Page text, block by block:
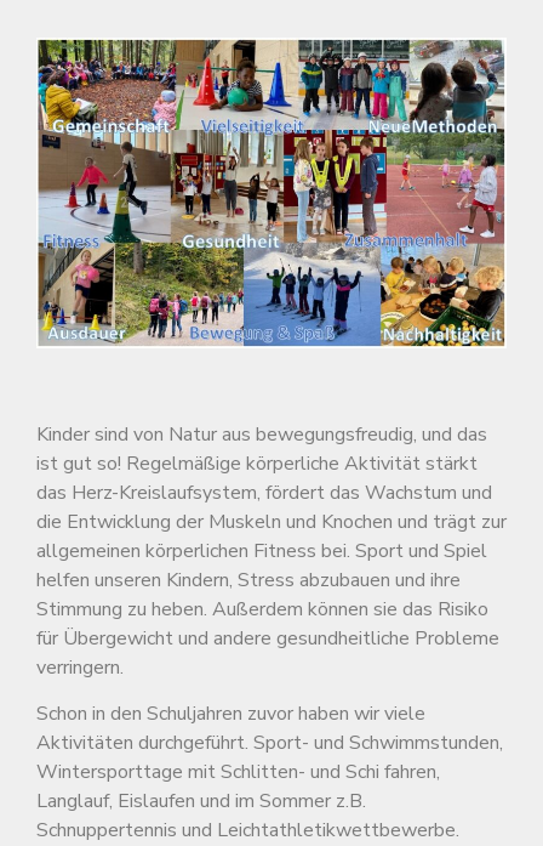
Kinder sind von Natur aus bewegungsfreudig, und das
ist gut so! Regelmäßige körperliche Aktivität stärkt
das Herz-Kreislaufsystem, fördert das Wachstum und
die Entwicklung der Muskeln und Knochen und trägt zur
allgemeinen körperlichen Fitness bei. Sport und Spiel
helfen unseren Kindern, Stress abzubauen und ihre
Stimmung zu heben. Außerdem können sie das Risiko
für Übergewicht und andere gesundheitliche Probleme
verringern.
Schon in den Schuljahren zuvor haben wir viele
Aktivitäten durchgeführt. Sport- und Schwimmstunden,
Wintersporttage mit Schlitten- und Schi fahren,
Langlauf, Eislaufen und im Sommer z.B.
Schnuppertennis und Leichtathletikwettbewerbe.